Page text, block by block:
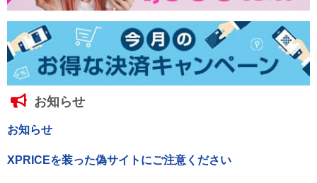
お知らせ
お知らせ
XPRICEを装った偽サイトにご注意ください